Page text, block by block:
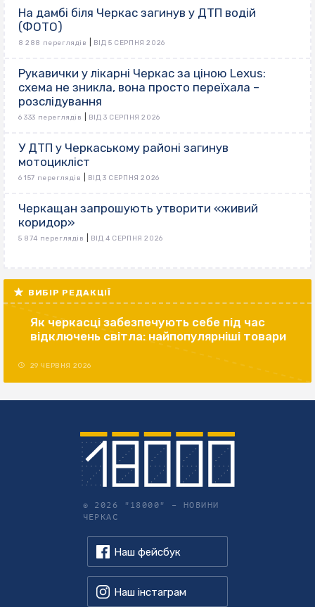
На дамбі біля Черкас загинув у ДТП водій
(ФОТО)
8 288 переглядів ВІД 5 СЕРПНЯ 2026
Рукавички у лікарні Черкас за ціною Lexus:
схема не зникла, вона просто переїхала –
розслідування
6 333 переглядів ВІД 3 СЕРПНЯ 2026
У ДТП у Черкаському районі загинув
мотоцикліст
6 157 переглядів ВІД 3 СЕРПНЯ 2026
Черкащан запрошують утворити «живий
коридор»
5 874 переглядів ВІД 4 СЕРПНЯ 2026
ВИБІР РЕДАКЦІЇ
Як черкасці забезпечують себе під час
відключень світла: найпопулярніші товари
29 ЧЕРВНЯ 2026
© 2026 "18000" – НОВИНИ
ЧЕРКАС
Наш фейсбук
Наш інстаграм